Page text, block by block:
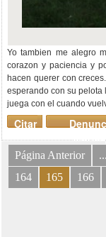
Yo tambien me alegro
corazon y paciencia y
hacen querer con creces.
esperando con su pelota
juega con el cuando
Citar
Página Anterior ...
164
165 166